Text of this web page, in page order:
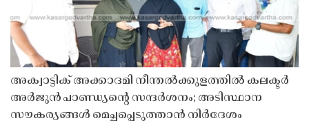
അക്വാട്ടിക് അക്കാദമി നീന്തൽക്കുളത്തിൽ കലക്ടർ
അർജുൻ പാണ്ഡ്യൻ്റെ സന്ദർശനം; അടിസ്ഥാന
സൗകര്യങ്ങൾ മെച്ചപ്പെടുത്താൻ നിർദേശം